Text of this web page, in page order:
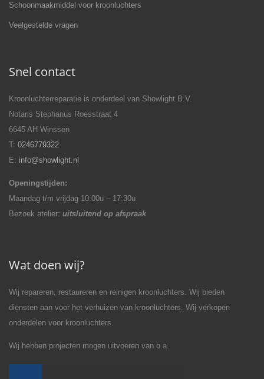
Schoonmaakmiddel voor kroonluchters
Veelgestelde vragen
Snel contact
Kroonluchterreparatie is onderdeel van Showlight B.V.
Notaris Stephanus Roesstraat 4
6645 AH Winssen
T:0246779322
E: info@showlight.nl
Openingstijden:
Maandag t/m vrijdag 10:00u – 17:30u
Bezoek atelier:uitsluitend op afspraak
Wat doen wij?
Wij repareren, restaureren en reinigen kroonluchters. Wij bieden
diensten aan voor het verhuizen van kroonluchters. Wij verkopen
onderdelen voor kroonluchters.
Wij hebben projecten mogen uitvoeren van o.a.